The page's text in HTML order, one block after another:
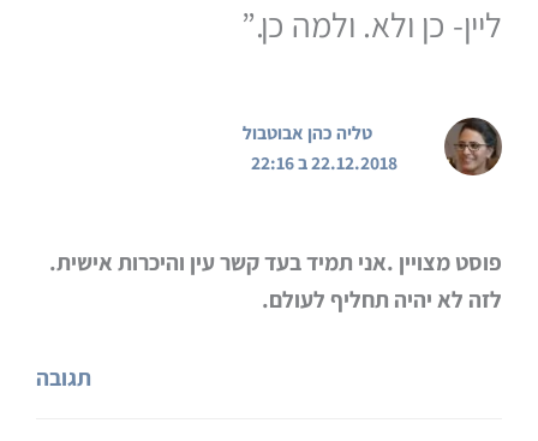
ליין- כן ולא. ולמה כן.”
טליה כהן אבוטבול
22.12.2018 ב 22:16
פוסט מצויין .אני תמיד בעד קשר עין והיכרות אישית.
לזה לא יהיה תחליף לעולם.
תגובה